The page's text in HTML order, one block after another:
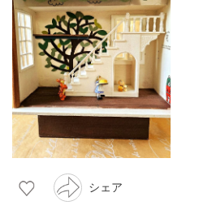
シェア